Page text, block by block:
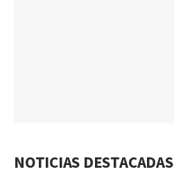
NOTICIAS DESTACADAS